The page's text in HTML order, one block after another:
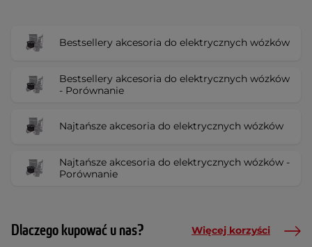
Bestsellery akcesoria do elektrycznych wózków
Bestsellery akcesoria do elektrycznych wózków
- Porównanie
Najtańsze akcesoria do elektrycznych wózków
Najtańsze akcesoria do elektrycznych wózków -
Porównanie
Dlaczego kupować u nas? Więcej korzyści